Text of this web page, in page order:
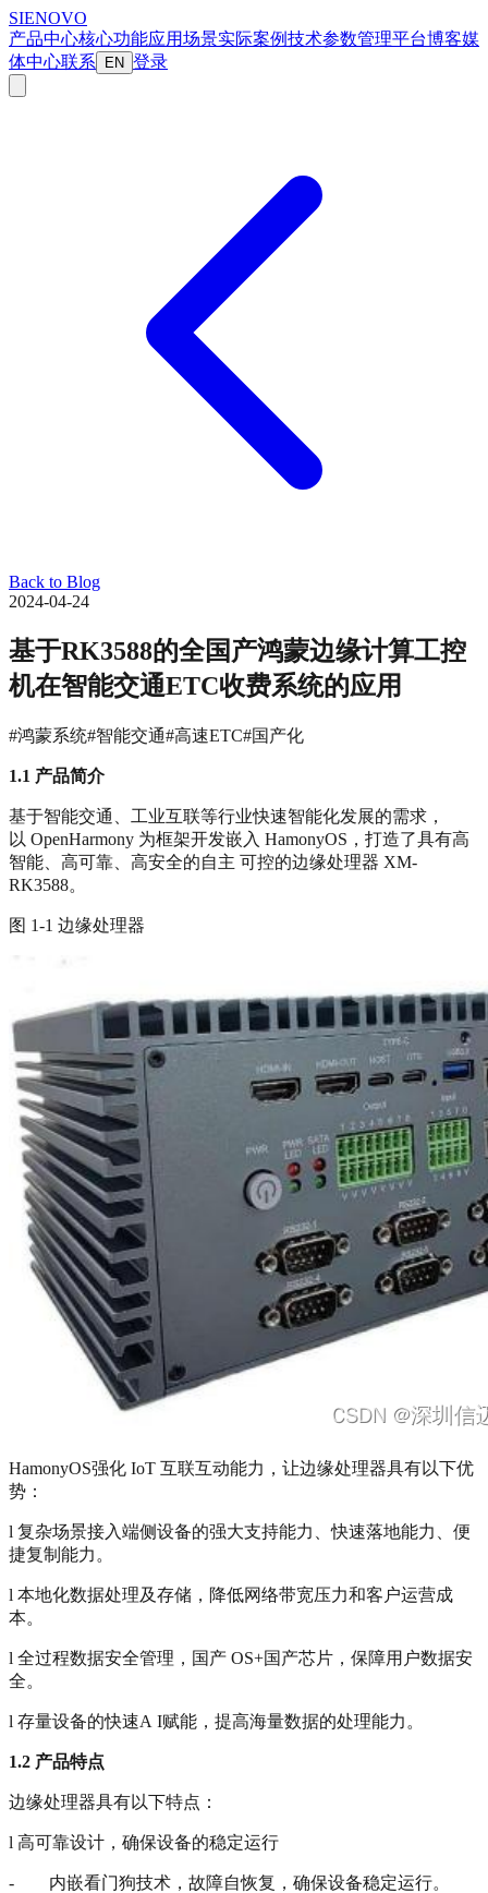
SIENOVO
产品中心核心功能应用场景实际案例技术参数管理平台博客媒
体中心联系 EN 登录
Back to Blog
2024-04-24
基于RK3588的全国产鸿蒙边缘计算工控
机在智能交通ETC收费系统的应用
#鸿蒙系统#智能交通#高速ETC#国产化
1.1 产品简介
基于智能交通、工业互联等行业快速智能化发展的需求，
以 OpenHarmony 为框架开发嵌入 HamonyOS，打造了具有高
智能、高可靠、高安全的自主 可控的边缘处理器 XM-
RK3588。
图 1-1 边缘处理器
HamonyOS强化 IoT 互联互动能力，让边缘处理器具有以下优
势：
l 复杂场景接入端侧设备的强大支持能力、快速落地能力、便
捷复制能力。
l 本地化数据处理及存储，降低网络带宽压力和客户运营成
本。
l 全过程数据安全管理，国产 OS+国产芯片，保障用户数据安
全。
l 存量设备的快速A I赋能，提高海量数据的处理能力。
1.2 产品特点
边缘处理器具有以下特点：
l 高可靠设计，确保设备的稳定运行
- 内嵌看门狗技术，故障自恢复，确保设备稳定运行。